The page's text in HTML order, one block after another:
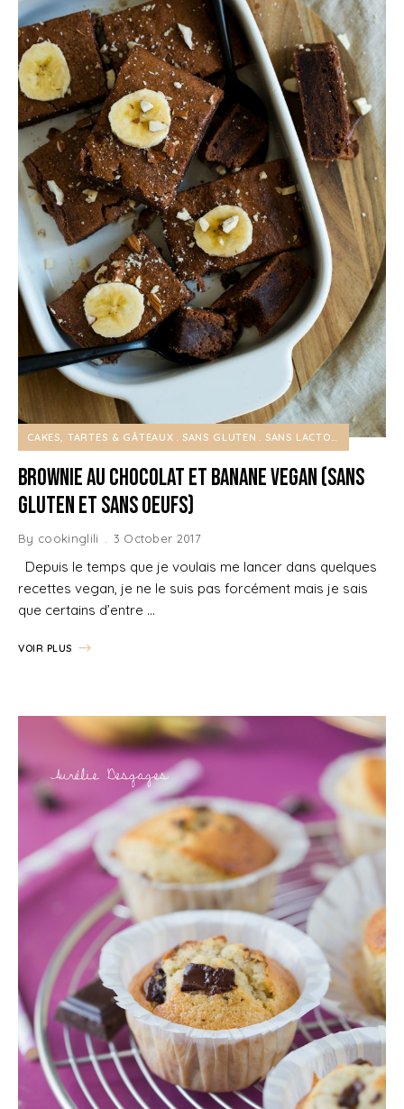
CAKES, TARTES & GÂTEAUX SANS GLUTEN SANS LACTOSE
Brownie au Chocolat et Banane Vegan (sans
gluten et sans oeufs)
By cookinglili 3 October 2017
Depuis le temps que je voulais me lancer dans quelques
recettes vegan, je ne le suis pas forcément mais je sais
que certains d’entre …
VOIR PLUS